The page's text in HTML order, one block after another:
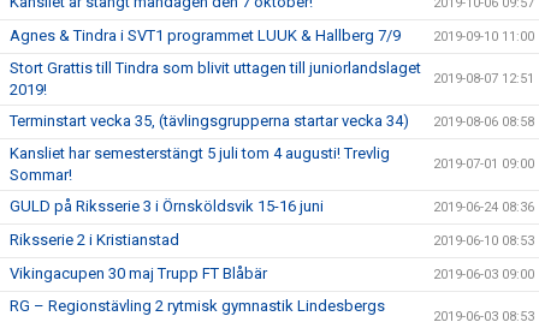
Agnes & Tindra i SVT1 programmet LUUK & Hallberg 7/9 2019-09-10 11:00
Stort Grattis till Tindra som blivit uttagen till juniorlandslaget
2019!
2019-08-07 12:51
Terminstart vecka 35, (tävlingsgrupperna startar vecka 34) 2019-08-06 08:58
Kansliet har semesterstängt 5 juli tom 4 augusti! Trevlig
Sommar!
2019-07-01 09:00
GULD på Riksserie 3 i Örnsköldsvik 15-16 juni 2019-06-24 08:36
Riksserie 2 i Kristianstad 2019-06-10 08:53
Vikingacupen 30 maj Trupp FT Blåbär 2019-06-03 09:00
RG – Regionstävling 2 rytmisk gymnastik Lindesbergs
2019-06-03 08:53